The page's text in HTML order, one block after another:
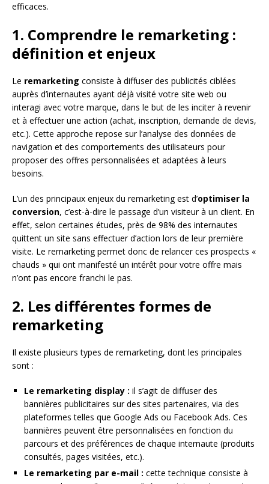
efficaces.
1. Comprendre le remarketing :
définition et enjeux
Le remarketing consiste à diffuser des publicités ciblées
auprès d’internautes ayant déjà visité votre site web ou
interagi avec votre marque, dans le but de les inciter à revenir
et à effectuer une action (achat, inscription, demande de devis,
etc.). Cette approche repose sur l’analyse des données de
navigation et des comportements des utilisateurs pour
proposer des offres personnalisées et adaptées à leurs
besoins.
L’un des principaux enjeux du remarketing est d’optimiser la
conversion, c’est-à-dire le passage d’un visiteur à un client. En
effet, selon certaines études, près de 98% des internautes
quittent un site sans effectuer d’action lors de leur première
visite. Le remarketing permet donc de relancer ces prospects «
chauds » qui ont manifesté un intérêt pour votre offre mais
n’ont pas encore franchi le pas.
2. Les différentes formes de
remarketing
Il existe plusieurs types de remarketing, dont les principales
sont :
Le remarketing display : il s’agit de diffuser des
bannières publicitaires sur des sites partenaires, via des
plateformes telles que Google Ads ou Facebook Ads. Ces
bannières peuvent être personnalisées en fonction du
parcours et des préférences de chaque internaute (produits
consultés, pages visitées, etc.).
Le remarketing par e-mail : cette technique consiste à